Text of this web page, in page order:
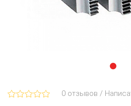
0 отзывов /